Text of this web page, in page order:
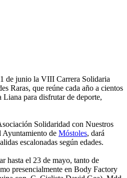
de junio la VIII Carrera Solidaria
Raras, que reúne cada año a cientos
para disfrutar de deporte,
Solidaridad con Nuestros
Ayuntamiento de Móstoles, dará
escalonadas según edades.
hasta el 23 de mayo, tanto de
presencialmente en Body Factory